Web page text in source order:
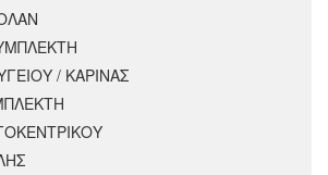
/ ΚΑΡΙΝΑΣ